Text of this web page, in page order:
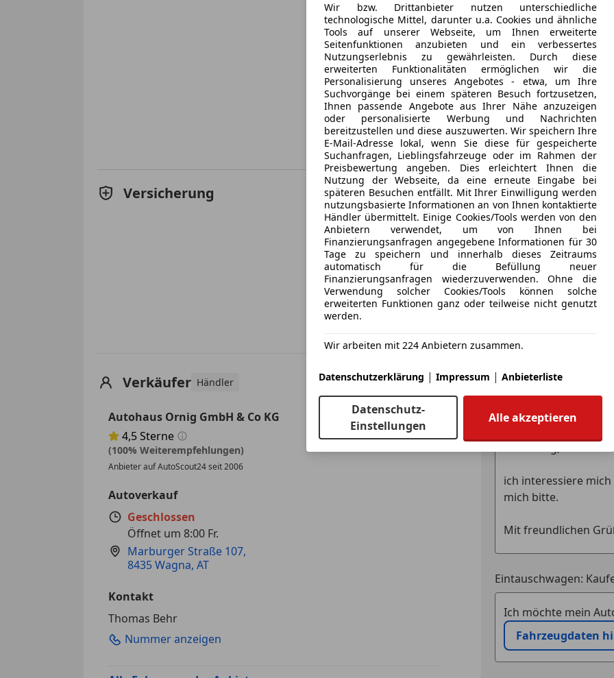
Terminvereinbarung möglich)
-Zwischenverkauf vorbehalten.
-Der Verkäufer übernimmt keine Haftung für Tipp
Datenübermittlungsfehler.
-Aufgeführte Ausstattungen sind ggfs. gesondert
-Alle Angaben in den Inseraten sind unverbindlich
Garantien:
Neuwagengarantie 5 Jahre / 100.000 km
Garantie gegen Durchrostung 12 Jahre
FORD Mobilitätsgarantie für das 1ste Jahr bzw. bis
Versicherung Kfz-Versicherung
Versicherungsschutz an Ihre Bedürfnisse
Freischaden-Gutschein ab Stufe 0
Auto einfach online versichern & Rabatt holen
Verkäufer Händler
Autohaus Ornig GmbH & Co KG
Sternebewertung 4.5 von 5
4,5Sterne
(100% Weiterempfehlungen)
Anbieter auf AutoScout24 seit 2006
Autoverkauf
Geschlossen
Öffnet um 8:00 Fr.
Marburger Straße 107,
8435 Wagna, AT
Kontakt
Thomas Behr
Nummer anzeigen
Anbieter
Deine Nachricht
Eintauschwagen:
Ich möchte mein
Fahrzeugdaten
Wir bzw. Drittanbieter nutzen unterschiedliche
technologische Mittel, darunter u.a. Cookies und ähnliche
Tools auf unserer Webseite, um Ihnen erweiterte
Seitenfunktionen anzubieten und ein verbessertes
Nutzungserlebnis zu gewährleisten. Durch diese
erweiterten Funktionalitäten ermöglichen wir die
Personalisierung unseres Angebotes - etwa, um Ihre
Suchvorgänge bei einem späteren Besuch fortzusetzen,
Ihnen passende Angebote aus Ihrer Nähe anzuzeigen
oder personalisierte Werbung und Nachrichten
bereitzustellen und diese auszuwerten. Wir speichern Ihre
E-Mail-Adresse lokal, wenn Sie diese für gespeicherte
Suchanfragen, Lieblingsfahrzeuge oder im Rahmen der
Preisbewertung angeben. Dies erleichtert Ihnen die
Nutzung der Webseite, da eine erneute Eingabe bei
späteren Besuchen entfällt. Mit Ihrer Einwilligung werden
nutzungsbasierte Informationen an von Ihnen kontaktierte
Händler übermittelt. Einige Cookies/Tools werden von den
Anbietern verwendet, um von Ihnen bei
Finanzierungsanfragen angegebene Informationen für 30
Tage zu speichern und innerhalb dieses Zeitraums
automatisch für die Befüllung neuer
Finanzierungsanfragen wiederzuverwenden. Ohne die
Verwendung solcher Cookies/Tools können solche
erweiterten Funktionen ganz oder teilweise nicht genutzt
werden.
Wir arbeiten mit 224 Anbietern zusammen.
Datenschutzerklärung | Impressum | Anbieterliste
Datenschutz-
Einstellungen
Alle akzeptieren